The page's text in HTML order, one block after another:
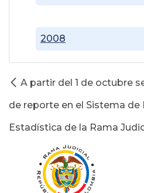
2008
A partir del 1 de octubre
de reporte en el Sistema de
Estadística de la Rama